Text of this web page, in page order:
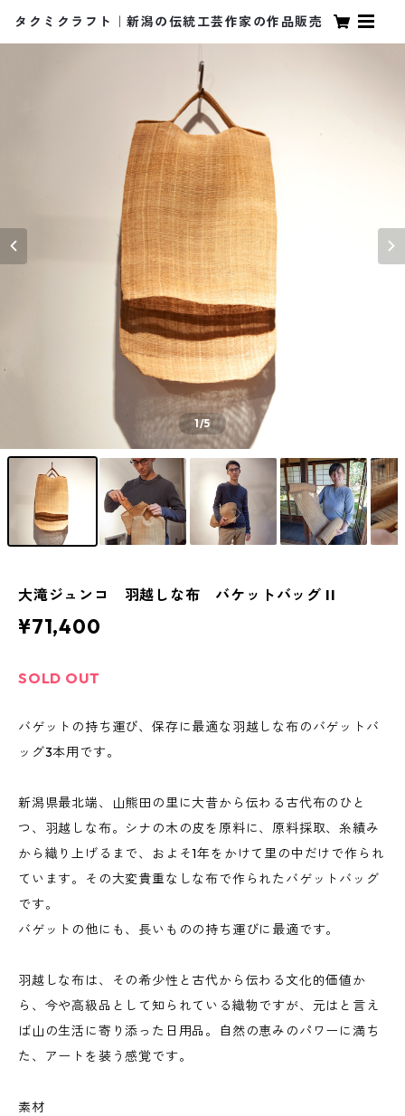
タクミクラフト｜新潟の伝統工芸作家の作品販売
1/5
大滝ジュンコ 羽越しな布 バケットバッグ II
¥71,400
SOLD OUT
バゲットの持ち運び、保存に最適な羽越しな布のバゲットバ
ッグ3本用です。
新潟県最北端、山熊田の里に大昔から伝わる古代布のひと
つ、羽越しな布。シナの木の皮を原料に、原料採取、糸績み
から織り上げるまで、およそ1年をかけて里の中だけで作られ
ています。その大変貴重なしな布で作られたバゲットバッグ
です。
バゲットの他にも、長いものの持ち運びに最適です。
羽越しな布は、その希少性と古代から伝わる文化的価値か
ら、今や高級品として知られている織物ですが、元はと言え
ば山の生活に寄り添った日用品。自然の恵みのパワーに満ち
た、アートを装う感覚です。
素材